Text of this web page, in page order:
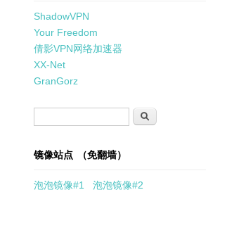
ShadowVPN
Your Freedom
倩影VPN网络加速器
XX-Net
GranGorz
搜索
镜像站点 （免翻墙）
泡泡镜像#1 泡泡镜像#2